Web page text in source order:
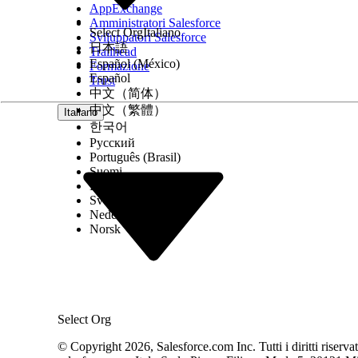
Consentire l'accesso API anonimo aumenta in
elevato, che può portare a severe sanzioni
Rischio maggiore quando
Se al profilo utente guest è stato concesso
controller Apex personalizzati che non sono
Basso rischio quando
Il sito è puramente statico e non utilizza oggetti
proprietarie.
Considerazioni su Business e integrazione
Rimedio consigliato
AppExchange
Amministratori Salesforce
Sviluppatori Salesforce
Trailhead
Formazione
Trust
Italiano
Select Org
Select OrgItaliano
日本語
Español (México)
Español
中文（简体）
中文（繁體）
한국어
Русский
Português (Brasil)
Suomi
Dansk
Svenska
Nederlands
Norsk
© Copyright 2026, Salesforce.com Inc. Tutti i diritti